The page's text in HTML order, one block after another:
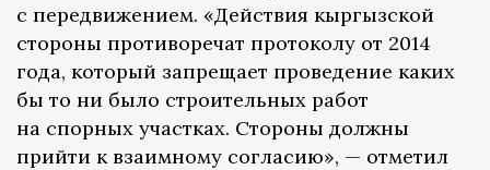
с передвижением. «Действия кыргызской
стороны противоречат протоколу от 2014
года, который запрещает проведение каких
бы то ни было строительных работ
на спорных участках. Стороны должны
прийти к взаимному согласию», — отметил